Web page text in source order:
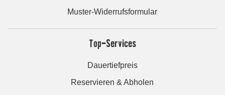
Muster-Widerrufsformular
Top-Services
Dauertiefpreis
Reservieren & Abholen